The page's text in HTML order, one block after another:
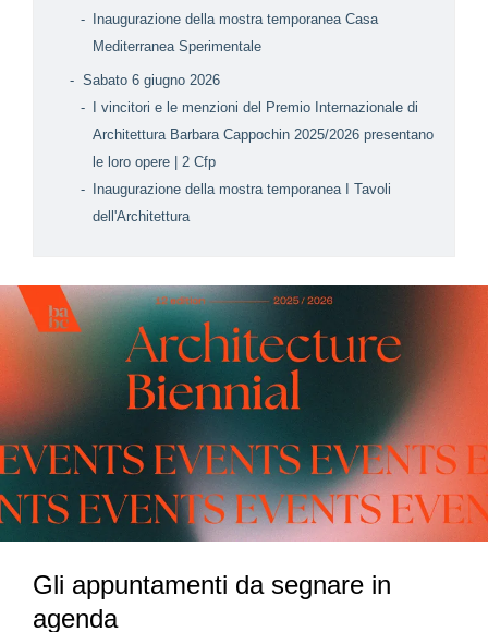
Inaugurazione della mostra temporanea Casa
Mediterranea Sperimentale
Sabato 6 giugno 2026
I vincitori e le menzioni del Premio Internazionale di
Architettura Barbara Cappochin 2025/2026 presentano
le loro opere | 2 Cfp
Inaugurazione della mostra temporanea I Tavoli
dell'Architettura
Gli appuntamenti da segnare in
agenda